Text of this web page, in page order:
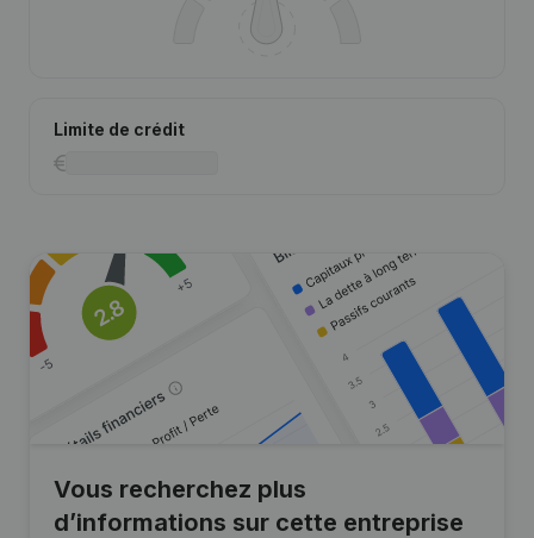
Limite de crédit
Vous recherchez plus
d’informations sur cette entreprise